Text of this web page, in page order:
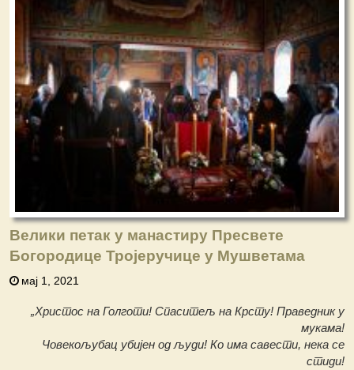
Велики петак у манастиру Пресвете
Богородице Тројеручице у Мушветама
мај 1, 2021
„Христос на Голготи! Спаситељ на Крсту! Праведник у
мукама!
Човекољубац убијен од људи! Ко има савести, нека се
стиди!